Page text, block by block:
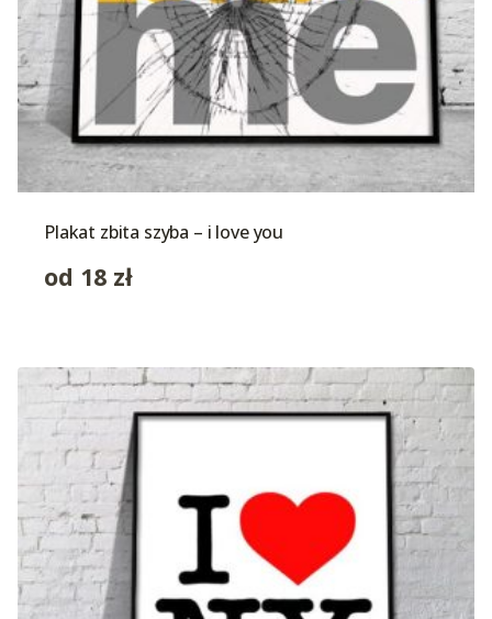
Plakat zbita szyba – i love you
od 18 zł